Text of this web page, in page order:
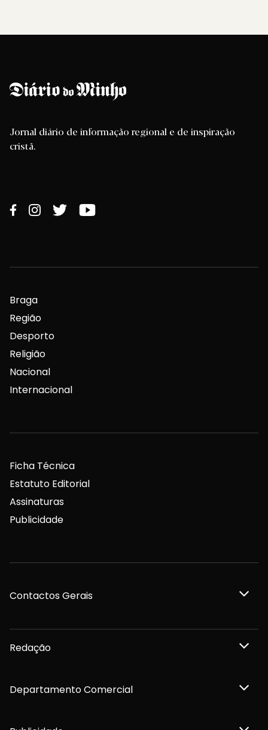
Jornal diário de informação regional e de inspiração
cristã.
Braga
Região
Desporto
Religião
Nacional
Internacional
Ficha Técnica
Estatuto Editorial
Assinaturas
Publicidade
Contactos Gerais
Redação
Departamento Comercial